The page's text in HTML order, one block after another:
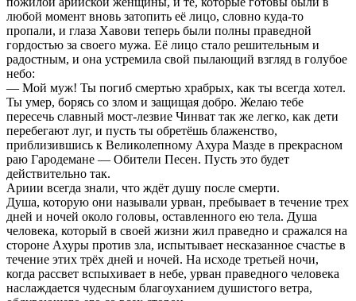
любой момент вновь затопить её лицо, словно куда-то
пропали, и глаза Хавови теперь были полны праведной
гордостью за своего мужа. Её лицо стало решительным и
радостным, и она устремила свой пылающий взгляд в голубое
небо:
— Мой муж! Ты погиб смертью храбрых, как ты всегда хотел.
Ты умер, борясь со злом и защищая добро. Желаю тебе
пересечь славный мост-лезвие Чинват так же легко, как дети
перебегают луг, и пусть ты обретёшь блаженство,
приблизившись к Великолепному Ахура Мазде в прекрасном
раю Гародемане — Обители Песен. Пусть это будет
действительно так.
Ариии всегда знали, что ждёт душу после смерти.
Душа, которую они называли урван, пребывает в течение трех
дней и ночей около головы, оставленного ею тела. Душа
человека, который в своей жизни жил праведно и сражался на
стороне Ахуры против зла, испытывает несказанное счастье в
течение этих трёх дней и ночей. На исходе третьей ночи,
когда рассвет вспыхивает в небе, урван праведного человека
наслаждается чудесным благоуханием душистого ветра,